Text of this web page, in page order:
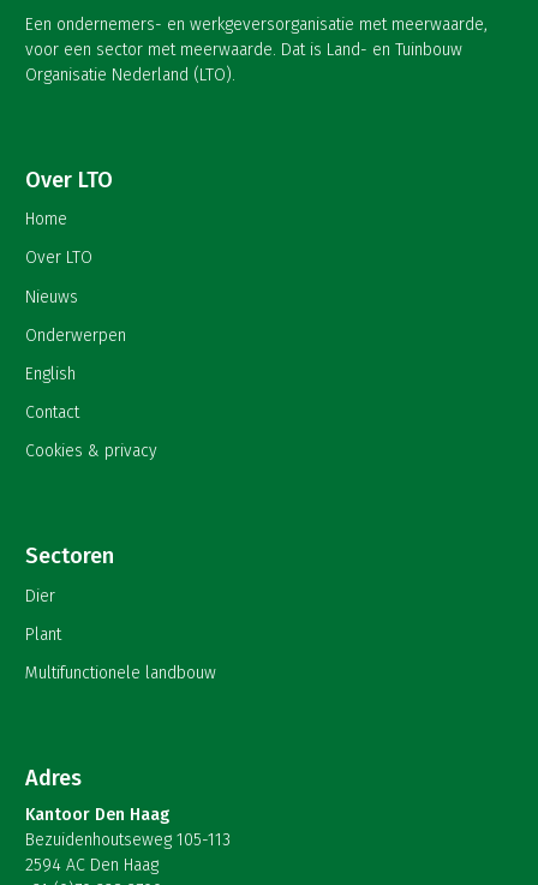
Een ondernemers- en werkgeversorganisatie met meerwaarde,
voor een sector met meerwaarde. Dat is Land- en Tuinbouw
Organisatie Nederland (LTO).
Over LTO
Home
Over LTO
Nieuws
Onderwerpen
English
Contact
Cookies & privacy
Sectoren
Dier
Plant
Multifunctionele landbouw
Adres
Kantoor Den Haag
Bezuidenhoutseweg 105-113
2594 AC Den Haag